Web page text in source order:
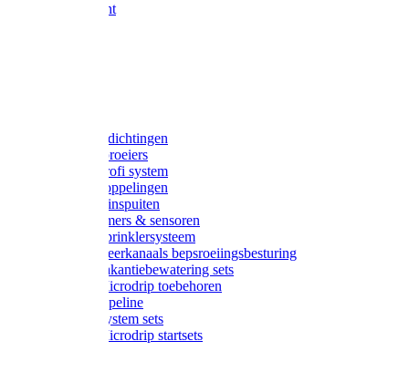
Lange bocht
Gardena afdichtingen
Gardena sproeiers
Gardena Profi system
Gardena koppelingen
Gardena tuinspuiten
Gardena timers & sensoren
Gardena Sprinklersysteem
Gardena meerkanaals bepsroeiingsbesturing
Gardena vakantiebewatering sets
Gardena Microdrip toebehoren
Gardena Pipeline
Gardena System sets
Gardena Microdrip startsets